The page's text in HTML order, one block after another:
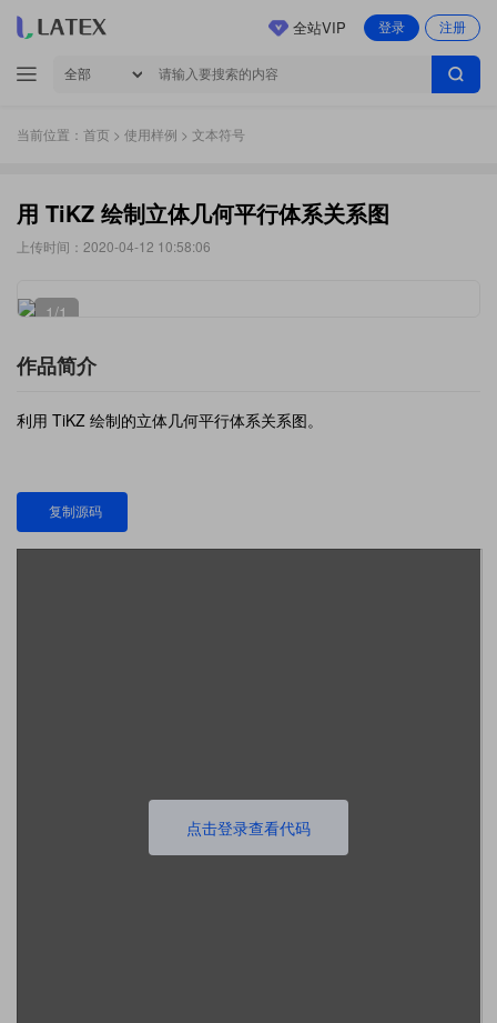
登录 注册
全站VIP
当前位置： 首页 > 使用样例 > 文本符号
用 TiKZ 绘制立体几何平行体系关系图
上传时间：2020-04-12 10:58:06
1/1
作品简介
利用 TiKZ 绘制的立体几何平行体系关系图。
复制源码
点击登录查看代码